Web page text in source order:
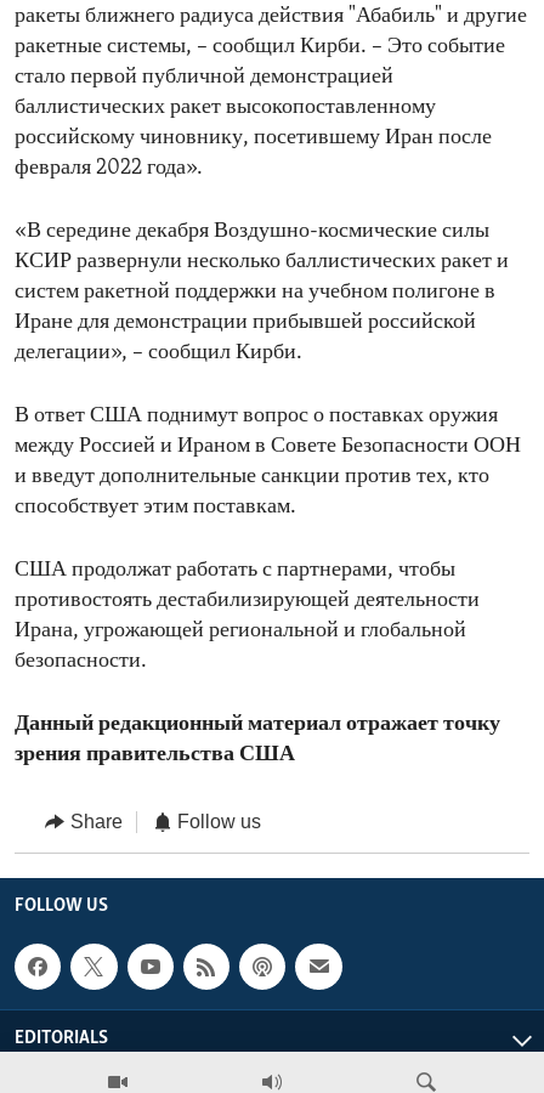
ракеты ближнего радиуса действия "Абабиль" и другие
ракетные системы, – сообщил Кирби. – Это событие
стало первой публичной демонстрацией
баллистических ракет высокопоставленному
российскому чиновнику, посетившему Иран после
февраля 2022 года».
«В середине декабря Воздушно-космические силы
КСИР развернули несколько баллистических ракет и
систем ракетной поддержки на учебном полигоне в
Иране для демонстрации прибывшей российской
делегации», – сообщил Кирби.
В ответ США поднимут вопрос о поставках оружия
между Россией и Ираном в Совете Безопасности ООН
и введут дополнительные санкции против тех, кто
способствует этим поставкам.
США продолжат работать с партнерами, чтобы
противостоять дестабилизирующей деятельности
Ирана, угрожающей региональной и глобальной
безопасности.
Данный редакционный материал отражает точку
зрения правительства США
Share Follow us
FOLLOW US
EDITORIALS